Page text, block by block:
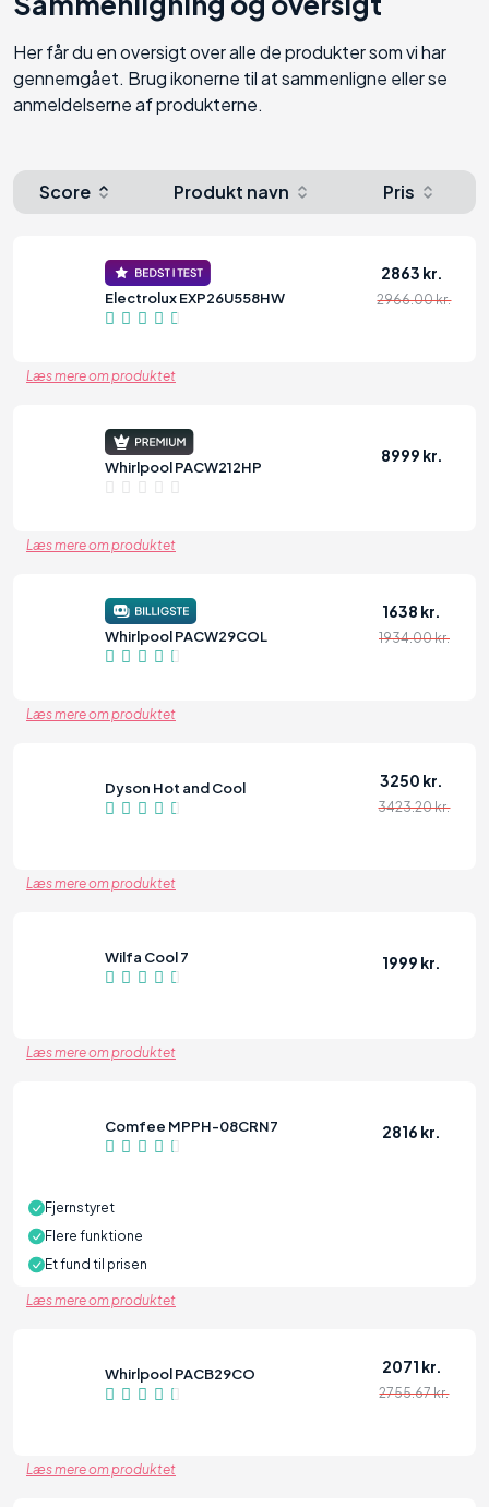
Her får du en oversigt over alle de produkter som vi har
gennemgået. Brug ikonerne til at sammenligne eller se
anmeldelserne af produkterne.
Score Produkt navn Pris
Electrolux EXP26U558HW
2863 kr.
2966.00 kr.
Læs mere om produktet
Whirlpool PACW212HP
8999 kr.
Læs mere om produktet
Whirlpool PACW29COL
1638 kr.
1934.00 kr.
Læs mere om produktet
Dyson Hot and Cool 3250 kr.
3423.20 kr.
Læs mere om produktet
Wilfa Cool 7 1999 kr.
Læs mere om produktet
Comfee MPPH-08CRN7
Fjernstyret
Flere funktione
Et fund til prisen
2816 kr.
Læs mere om produktet
Whirlpool PACB29CO 2071 kr.
2755.67 kr.
Læs mere om produktet